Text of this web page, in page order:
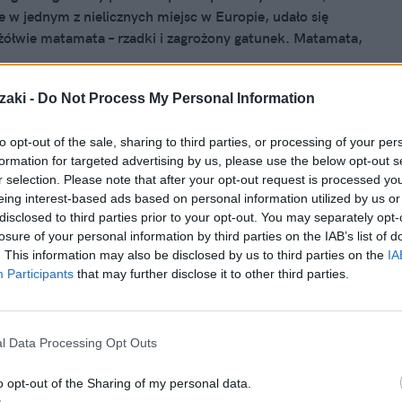
- Do Not Process My Personal Information
opt-out of the sale, sharing to third parties, or processing of your
for targeted advertising by us, please use the below opt-out
selection. Please note that after your opt-out request is processed
interest-based ads based on personal information utilized by us
to third parties prior to your opt-out. You may separately
of your personal information by third parties on the IAB’s list of
This information may also be disclosed by us to third parties on the
Participants that may further disclose it to other third parties.
Data Processing Opt Outs
opt-out of the Sharing of my personal data.
w jednym z nielicznych miejsc w Europie, udało się
matamata – rzadki i zagrożony gatunek. Matamata,
unikalnego wyglądu, znacząco wyróżnia się spośród
cech żółwia, smoka i rośliny wodnej.
17:24
znalazł pytona w lesie. Powiatowy
apeluje
w pobliżu Wytomyśla doszło do niezwykłego
pytona. To zaskakujące odkrycie wywołało spore
o odpowiedzialność właścicieli oraz zagrożenia, jakie